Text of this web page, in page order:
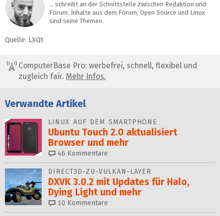
… schreibt an der Schnittstelle zwischen Redaktion und
Forum. Inhalte aus dem Forum, Open Source und Linux
sind seine Themen.
Quelle: LXQt
ComputerBase Pro: werbefrei, schnell, flexibel und
zugleich fair. Mehr Infos.
Verwandte Artikel
LINUX AUF DEM SMARTPHONE
Ubuntu Touch 2.0 aktualisiert
Browser und mehr
46 Kommentare
DIRECT3D-ZU-VULKAN-LAYER
DXVK 3.0.2 mit Updates für Halo,
Dying Light und mehr
10 Kommentare